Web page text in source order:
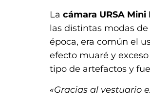
La cámara URSA Mini
las distintas modas
época, era común el
efecto muaré y
tipo de artefactos y
«Gracias al vestuario